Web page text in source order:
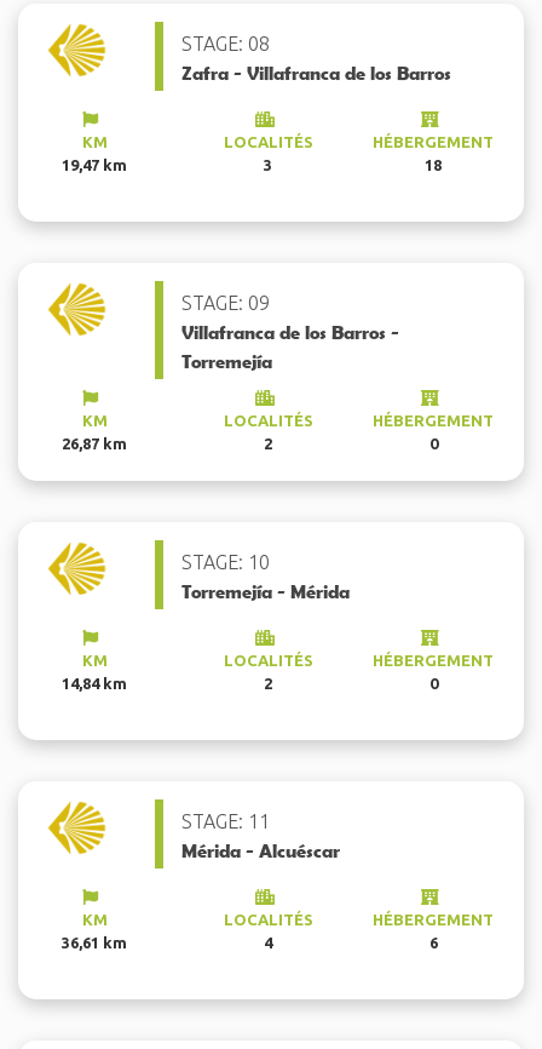
STAGE: 08
Zafra - Villafranca de los Barros
KM
19,47 km
LOCALITÉS
3
HÉBERGEMENT
18
STAGE: 09
Villafranca de los Barros -
Torremejía
KM
26,87 km
LOCALITÉS
2
HÉBERGEMENT
0
STAGE: 10
Torremejía - Mérida
KM
14,84 km
LOCALITÉS
2
HÉBERGEMENT
0
STAGE: 11
Mérida - Alcuéscar
KM
36,61 km
LOCALITÉS
4
HÉBERGEMENT
6